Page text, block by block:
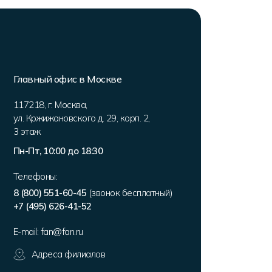
Главный офис в Москве
117218, г. Москва
ул. Кржижановского д. 29, корп. 2
3 этаж
Пн-Пт, 10:00 до 18:30
Телефоны:
8 (800) 551-60-45 (звонок бесплатный)
+7 (495) 626-41-52
E-mail: fan@fan.ru
Адреса филиалов